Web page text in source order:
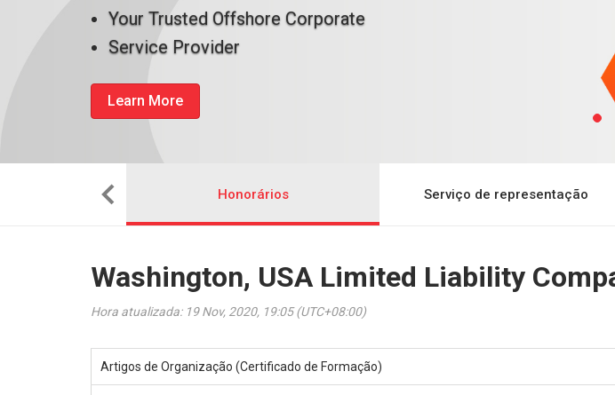
Your Trusted Offshore Corporate
Service Provider
Learn More
Honorários Serviço de representação
Washington, USA Limited Liability
Hora atualizada: 19 Nov, 2020, 19:05 (UTC+08:00)
Artigos de Organização (Certificado de Formação)